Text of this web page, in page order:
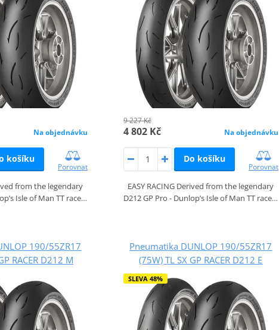
Na objednávku
košíku
Porovnat
from the legendary
Isle of Man TT race…
9 227 Kč
4 802 Kč Na objednávku
Do košíku
Porovnat
EASY RACING Derived from the legendary
D212 GP Pro - Dunlop’s Isle of Man TT race…
190/55ZR17
RACER D212 M
Pneumatika DUNLOP 190/55ZR17
(75W) TL SX GP RACER D212 E
SLEVA 48%